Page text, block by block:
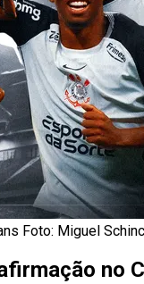
Foto: Miguel
no